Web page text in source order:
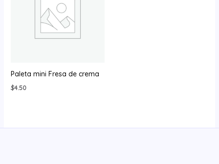
Paleta mini Fresa de crema
$4.50